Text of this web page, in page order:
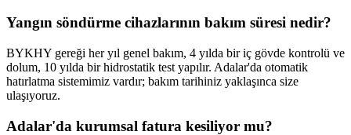
Yangın söndürme cihazlarının bakım süresi nedir?
BYKHY gereği her yıl genel bakım, 4 yılda bir iç gövde kontrolü ve
dolum, 10 yılda bir hidrostatik test yapılır. Adalar'da otomatik
hatırlatma sistemimiz vardır; bakım tarihiniz yaklaşınca size
ulaşıyoruz.
Adalar'da kurumsal fatura kesiliyor mu?